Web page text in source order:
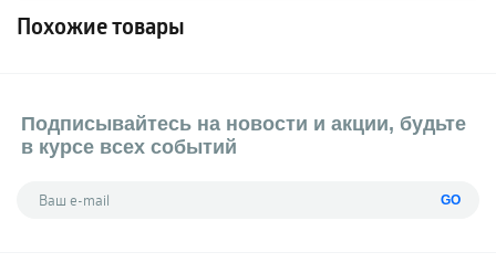
Похожие товары
Подписывайтесь на новости и акции, будьте
в курсе всех событий
GO